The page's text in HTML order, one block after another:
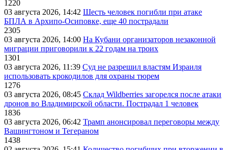
1220
03 августа 2026, 14:42 Шесть человек погибли при атаке
БПЛА в Архипо-Осиповке, еще 40 пострадали
2305
03 августа 2026, 14:00 На Кубани организаторов незаконной
миграции приговорили к 22 годам на троих
1301
03 августа 2026, 11:39 Суд не разрешил властям Израиля
использовать крокодилов для охраны тюрем
1276
03 августа 2026, 08:45 Склад Wildberries загорелся после атаки
дронов во Владимирской области. Пострадал 1 человек
1836
03 августа 2026, 06:42 Трамп анонсировал переговоры между
Вашингтоном и Тегераном
1438